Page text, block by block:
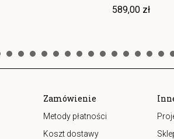
589,00 zł
Zamówienie
Metody płatności
Koszt dostawy